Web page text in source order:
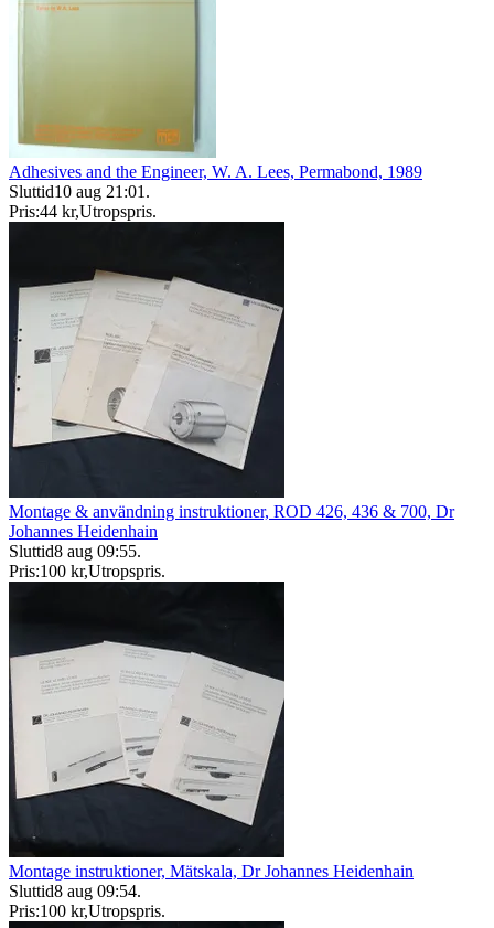
Adhesives and the Engineer, W. A. Lees, Permabond, 1989
Sluttid10 aug 21:01 .
Pris:44 kr,Utropspris.
Montage & användning instruktioner, ROD 426, 436 & 700, Dr
Johannes Heidenhain
Sluttid8 aug 09:55.
Pris:100 kr,Utropspris.
Montage instruktioner, Mätskala, Dr Johannes Heidenhain
Sluttid8 aug 09:54.
Pris:100 kr,Utropspris.